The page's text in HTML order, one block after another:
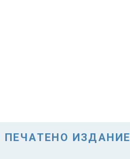
ПЕЧАТЕНО ИЗДАНИЕ